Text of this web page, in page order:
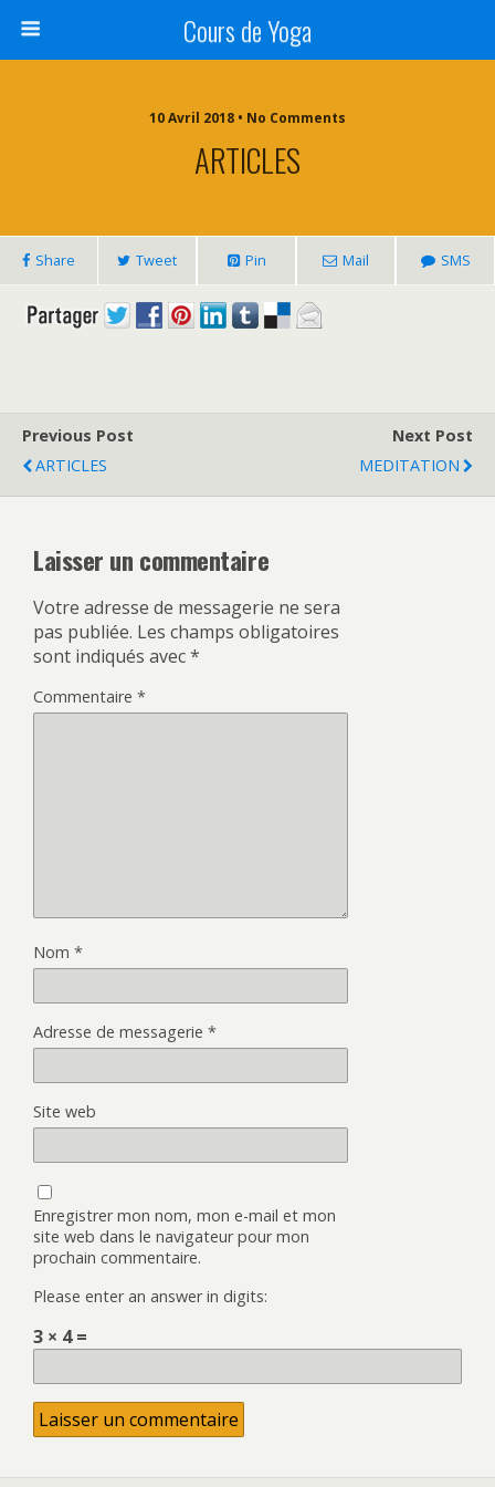
Cours de Yoga
10 Avril 2018 • No Comments
ARTICLES
Share Tweet Pin Mail SMS
Previous Post
ARTICLES
Next Post
MEDITATION
Laisser un commentaire
Votre adresse de messagerie ne sera
pas publiée. Les champs obligatoires
sont indiqués avec*
Commentaire *
Nom *
Adresse de messagerie *
Site web
Enregistrer mon nom, mon e-mail et mon
site web dans le navigateur pour mon
prochain commentaire.
Please enter an answer in digits:
3 × 4 =